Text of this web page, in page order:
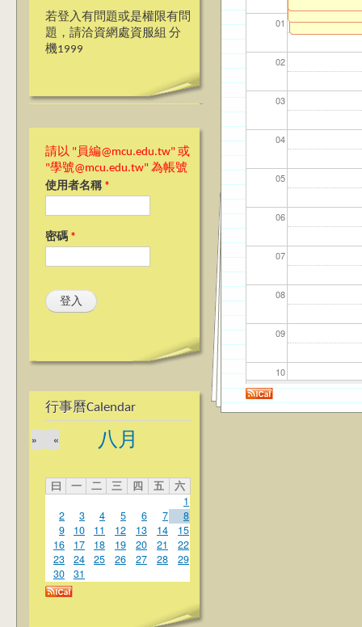
若登入有問題或是權限有問
題，請洽資網處資服組 分
機1999
請以 "員編@mcu.edu.tw" 或
"學號@mcu.edu.tw" 為帳號
使用者名稱 *
密碼 *
行事曆Calendar
八月
«
»
曰 一 二 三 四 五
六
1
2
3 4 5 6 7
8
9
10 11 12 13 14
15
16
17 18 19 20 21
22
23
24 25 26 27 28
29
30
31
01
02
03
04
05
06
07
08
09
10
11